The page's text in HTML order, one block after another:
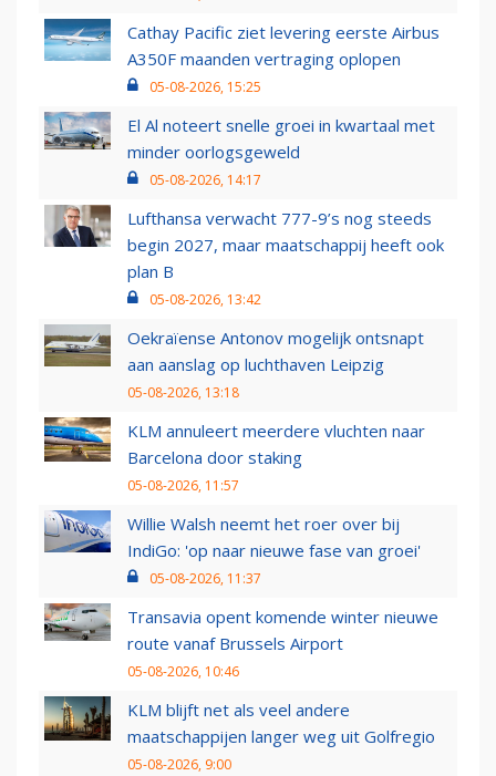
Cathay Pacific ziet levering eerste Airbus
A350F maanden vertraging oplopen
05-08-2026, 15:25
El Al noteert snelle groei in kwartaal met
minder oorlogsgeweld
05-08-2026, 14:17
Lufthansa verwacht 777-9’s nog steeds
begin 2027, maar maatschappij heeft ook
plan B
05-08-2026, 13:42
Oekraïense Antonov mogelijk ontsnapt
aan aanslag op luchthaven Leipzig
05-08-2026, 13:18
KLM annuleert meerdere vluchten naar
Barcelona door staking
05-08-2026, 11:57
Willie Walsh neemt het roer over bij
IndiGo: 'op naar nieuwe fase van groei'
05-08-2026, 11:37
Transavia opent komende winter nieuwe
route vanaf Brussels Airport
05-08-2026, 10:46
KLM blijft net als veel andere
maatschappijen langer weg uit Golfregio
05-08-2026, 9:00